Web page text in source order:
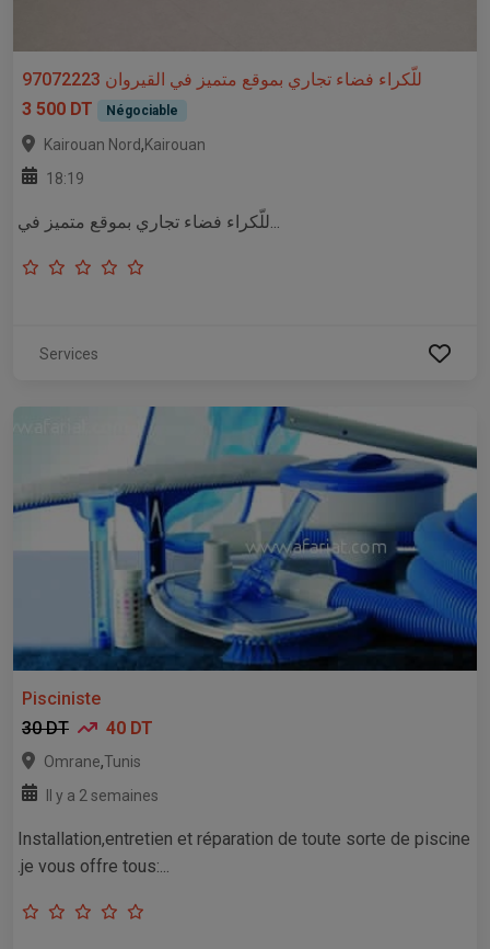
للّكراء فضاء تجاري بموقع متميز في القيروان 97072223
3 500 DT
Négociable
Kairouan Nord,Kairouan
18:19
للّكراء فضاء تجاري بموقع متميز في...
Services
Pisciniste
30 DT
40 DT
Omrane,Tunis
Il y a 2 semaines
Installation,entretien et réparation de toute sorte de piscine
.je vous offre tous:...